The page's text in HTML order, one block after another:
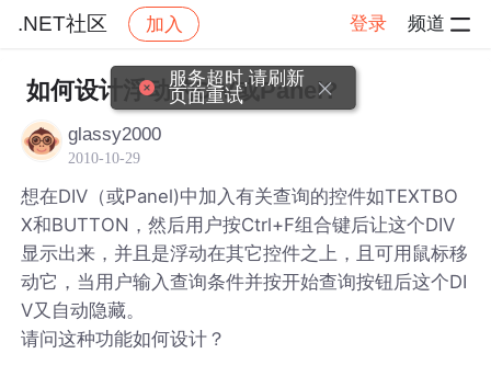
.NET社区 加入 登录 频道
社区 .NET社区 帖子详情
如何设计浮动的DIV或Panel?
glassy2000
2010-10-29
想在DIV（或Panel)中加入有关查询的控件如TEXTBO
X和BUTTON，然后用户按Ctrl+F组合键后让这个DIV
显示出来，并且是浮动在其它控件之上，且可用鼠标移
动它，当用户输入查询条件并按开始查询按钮后这个DI
V又自动隐藏。
请问这种功能如何设计？
服务超时,请刷新
页面重试